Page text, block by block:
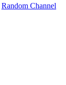
Random Channel